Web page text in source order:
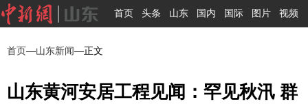
首页 头条 山东 国内 国际 图片 视频
首页—山东新闻—正文
山东黄河安居工程见闻：罕见秋汛 群